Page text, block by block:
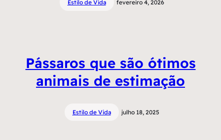
Estilo de Vida fevereiro 4, 2026
Pássaros que são ótimos
animais de estimação
Estilo de Vida julho 18, 2025